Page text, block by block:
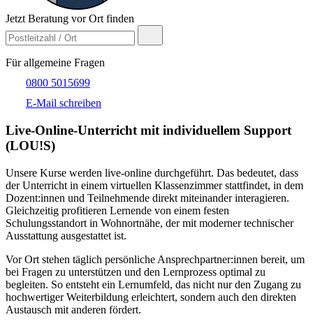
Jetzt Beratung vor Ort finden
Für allgemeine Fragen
0800 5015699
E-Mail schreiben
Live-​Online-Unterricht mit individuellem Support
(LOU!S)
Unsere Kurse werden live-online durchgeführt. Das bedeutet, dass
der Unterricht in einem virtuellen Klassenzimmer stattfindet, in dem
Dozent:innen und Teilnehmende direkt miteinander interagieren.
Gleichzeitig profitieren Lernende von einem festen
Schulungsstandort in Wohnortnähe, der mit moderner technischer
Ausstattung ausgestattet ist.
Vor Ort stehen täglich persönliche Ansprechpartner:innen bereit, um
bei Fragen zu unterstützen und den Lernprozess optimal zu
begleiten. So entsteht ein Lernumfeld, das nicht nur den Zugang zu
hochwertiger Weiterbildung erleichtert, sondern auch den direkten
Austausch mit anderen fördert.